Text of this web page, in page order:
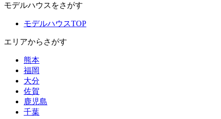
モデルハウスをさがす
モデルハウスTOP
エリアからさがす
熊本
福岡
大分
佐賀
鹿児島
千葉